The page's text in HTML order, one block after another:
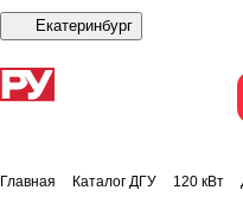
Екатеринбург
Главная Каталог ДГУ 120 кВт
Дизельный